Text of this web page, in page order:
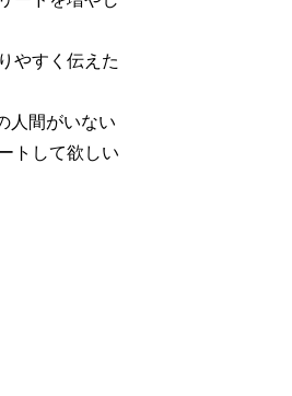
やすく伝えた
人間がいない
トして欲しい